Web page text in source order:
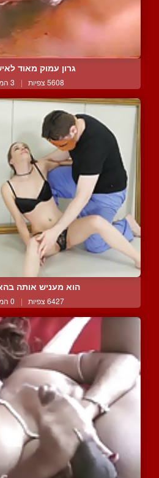
גרון עמוק מאוד
5608 צפיות | 3 המלצות
הוא מעניש אותה
6427 צפיות | 0 המלצות